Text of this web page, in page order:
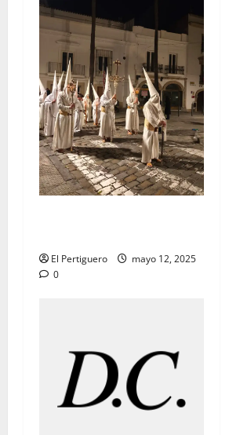
El Pertiguero
mayo 12, 2025
0